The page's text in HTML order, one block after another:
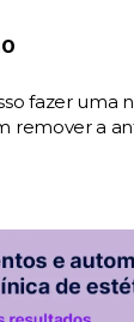
fazer uma
remover a